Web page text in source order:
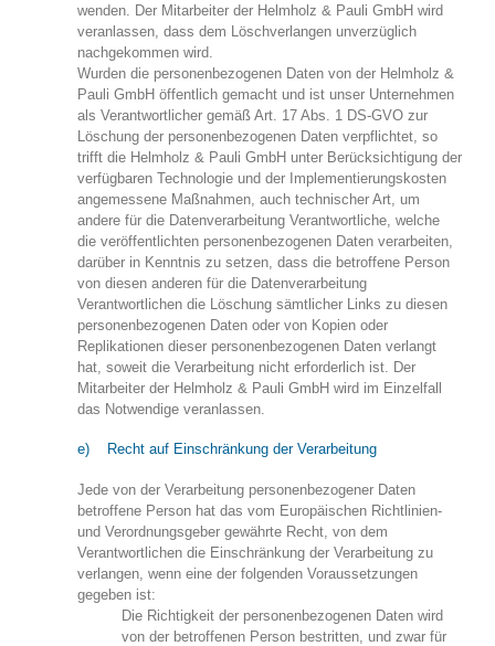
wenden. Der Mitarbeiter der Helmholz & Pauli GmbH wird
veranlassen, dass dem Löschverlangen unverzüglich
nachgekommen wird.
Wurden die personenbezogenen Daten von der Helmholz &
Pauli GmbH öffentlich gemacht und ist unser Unternehmen
als Verantwortlicher gemäß Art. 17 Abs. 1 DS-GVO zur
Löschung der personenbezogenen Daten verpflichtet, so
trifft die Helmholz & Pauli GmbH unter Berücksichtigung der
verfügbaren Technologie und der Implementierungskosten
angemessene Maßnahmen, auch technischer Art, um
andere für die Datenverarbeitung Verantwortliche, welche
die veröffentlichten personenbezogenen Daten verarbeiten,
darüber in Kenntnis zu setzen, dass die betroffene Person
von diesen anderen für die Datenverarbeitung
Verantwortlichen die Löschung sämtlicher Links zu diesen
personenbezogenen Daten oder von Kopien oder
Replikationen dieser personenbezogenen Daten verlangt
hat, soweit die Verarbeitung nicht erforderlich ist. Der
Mitarbeiter der Helmholz & Pauli GmbH wird im Einzelfall
das Notwendige veranlassen.
e) Recht auf Einschränkung der Verarbeitung
Jede von der Verarbeitung personenbezogener Daten
betroffene Person hat das vom Europäischen Richtlinien-
und Verordnungsgeber gewährte Recht, von dem
Verantwortlichen die Einschränkung der Verarbeitung zu
verlangen, wenn eine der folgenden Voraussetzungen
gegeben ist:
Die Richtigkeit der personenbezogenen Daten wird
von der betroffenen Person bestritten, und zwar für